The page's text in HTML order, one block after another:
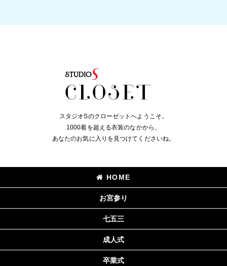
スタジオSのクローゼットへようこそ。
1000着を超える衣装のなかから、
あなたのお気に入りを見つけてくださいね。
HOME
お宮参り
七五三
成人式
卒業式